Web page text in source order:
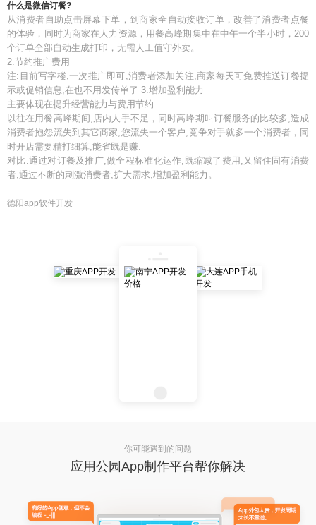
什么是微信订餐?
从消费者自助点击屏幕下单，到商家全自动接收订单，改善了消费者点餐
的体验，同时为商家在人力资源，用餐高峰期集中在中午一个半小时，200
个订单全部自动生成打印，无需人工值守外卖。
2.节约推广费用
注:目前写字楼,一次推广即可,消费者添加关注,商家每天可免费推送订餐提
示或促销信息,在也不用发传单了 3.增加盈利能力
主要体现在提升经营能力与费用节约
以往在用餐高峰期间,店内人手不足，同时高峰期叫订餐服务的比较多,造成
消费者抱怨流失到其它商家,您流失一个客户,竞争对手就多一个消费者，同
时开店需要精打细算,能省既是赚.
对比:通过对订餐及推广,做全程标准化运作,既缩减了费用,又留住固有消费
者,通过不断的刺激消费者,扩大需求,增加盈利能力。
德阳app软件开发
你可能遇到的问题
应用公园App制作平台帮你解决